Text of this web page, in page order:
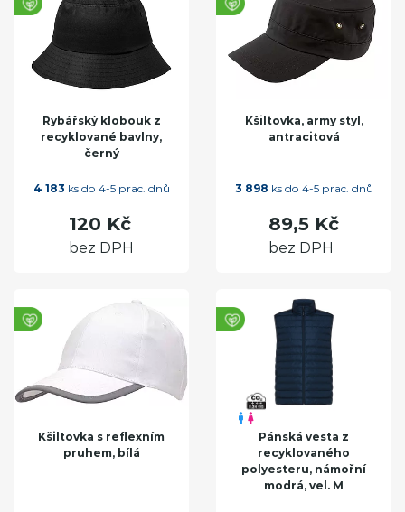
Rybářský klobouk z
recyklované bavlny,
černý
4 183 ks do 4-5 prac. dnů
120 Kč
bez DPH
Kšiltovka, army styl,
antracitová
3 898 ks do 4-5 prac. dnů
89,5 Kč
bez DPH
Kšiltovka s reflexním
pruhem, bílá
Pánská vesta z
recyklovaného
polyesteru, námořní
modrá, vel. M